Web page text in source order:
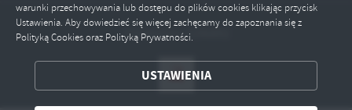
warunki przechowywania lub dostępu do plików cookies klikając przycisk
Ustawienia. Aby dowiedzieć się więcej zachęcamy do zapoznania się z
Polityką Cookies oraz Polityką Prywatności.
USTAWIENIA
ZAPISZ WYBRANE
ODRZUĆ WSZYSTKIE
Odwiedzin: 2296892